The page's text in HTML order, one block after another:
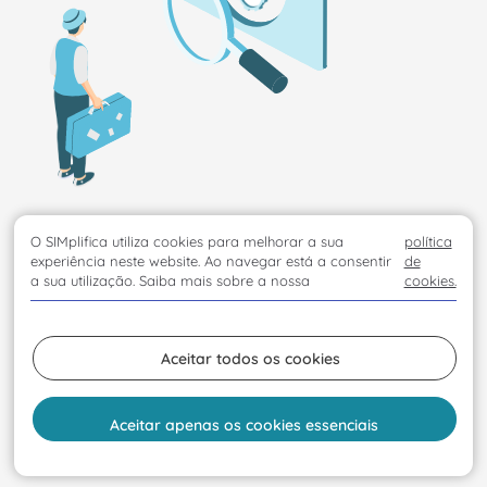
O SIMplifica utiliza cookies para melhorar a sua
experiência neste website. Ao navegar está a consentir
a sua utilização. Saiba mais sobre a nossa
política
de
cookies.
Aceitar todos os cookies
Aceitar apenas os cookies essenciais